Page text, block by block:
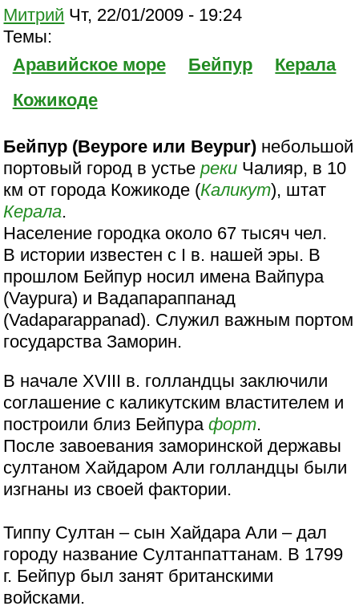
Митрий Чт, 22/01/2009 - 19:24
Темы:
Аравийское море
Бейпур
Керала
Кожикоде
Бейпур (Beypore или Beypur) небольшой
портовый город в устьереки Чалияр, в 10
км от города Кожикоде (Каликут), штат
Керала.
Население городка около 67 тысяч чел.
В истории известен с I в. нашей эры. В
прошлом Бейпур носил имена Вайпура
(Vaypura) и Вадапараппанад
(Vadaparappanad). Служил важным портом
государства Заморин.
В начале XVIII в. голландцы заключили
соглашение с каликутским властителем и
построили близ Бейпурафорт.
После завоевания заморинской державы
султаном Хайдаром Али голландцы были
изгнаны из своей фактории.
Типпу Султан – сын Хайдара Али – дал
городу название Султанпаттанам. В 1799
г. Бейпур был занят британскими
войсками.